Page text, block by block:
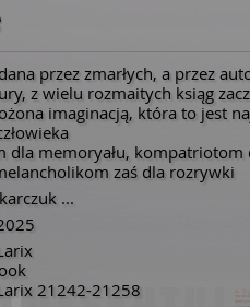
przez zmarłych, a przez
z wielu rozmaitych ksiąg
imaginacją, która to jest
dla memoryału,
zaś dla rozrywki
...
21242-21258